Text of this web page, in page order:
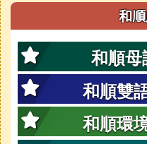
和
和順母
和順雙
和順環